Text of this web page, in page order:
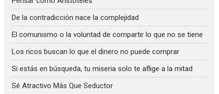
De la contradicción nace la complejidad
El comunismo o la voluntad de compartir lo que no se tiene
Los ricos buscan lo que el dinero no puede comprar
Si estás en búsqueda, tu miseria solo te aflige a la mitad
Sé Atractivo Más Que Seductor